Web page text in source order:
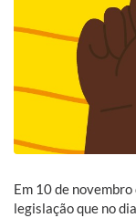
Em 10 de
legislação que no